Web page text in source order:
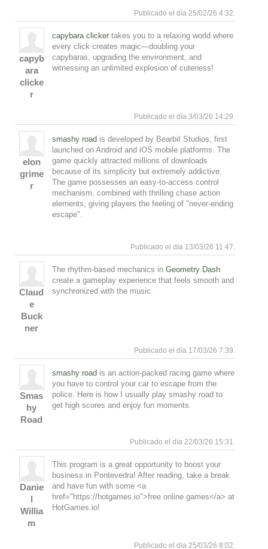
Publicado el día 25/02/26 4:32.
capyb
ara
clicke
r
capybara clickertakes you to a relaxing world where
every click creates magic—doubling your
capybaras, upgrading the environment, and
witnessing an unlimited explosion of cuteness!
Publicado el día 3/03/26 14:29.
elon
grime
r
smashy road is developed by Bearbit Studios, first
launched on Android and iOS mobile platforms. The
game quickly attracted millions of downloads
because of its simplicity but extremely addictive.
The game possesses an easy-to-access control
mechanism, combined with thrilling chase action
elements, giving players the feeling of "never-ending
escape".
Publicado el día 13/03/26 11:47.
Claud
e
Buck
ner
The rhythm-based mechanics in Geometry Dash
create a gameplay experience that feels smooth and
synchronized with the music.
Publicado el día 17/03/26 7:39.
Smas
hy
Road
smashy road is an action-packed racing game where
you have to control your car to escape from the
police. Here is how I usually play smashy road to
get high scores and enjoy fun moments.
Publicado el día 22/03/26 15:31.
Danie
Willia
m
This program is a great opportunity to boost your
business in Pontevedra! After reading, take a break
and have fun with some <a
href="https://hotgames.io">free online games</a> at
HotGames.io!
Publicado el día 25/03/26 8:02.